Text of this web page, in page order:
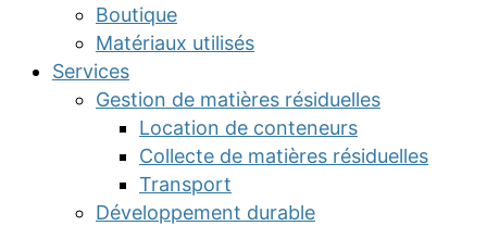
Boutique
Matériaux utilisés
Services
Gestion de matières résiduelles
Location de conteneurs
Collecte de matières résiduelles
Transport
Développement durable